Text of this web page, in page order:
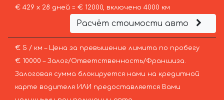
€ 429 х 28 дней = € 12000, включено 4000 км
Расчёт стоимости авто
€ 5 / км – Цена за превышение лимита по пробегу
€ 10000 – Залог/Ответственность/Франшиза.
Залоговая сумма блокируется нами на кредитной
карте водителя ИЛИ предоставляется Вами